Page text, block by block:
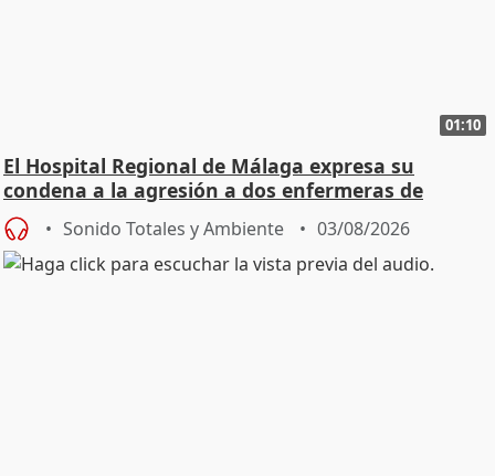
01:10
El Hospital Regional de Málaga expresa su
condena a la agresión a dos enfermeras de
Urgencias
Sonido Totales y Ambiente 03/08/2026